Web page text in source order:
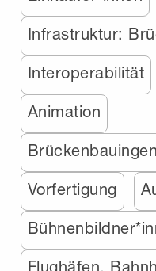
Infrastruktur:
Interoperabilität
Animation
Vorfertigung
Flughäfen,